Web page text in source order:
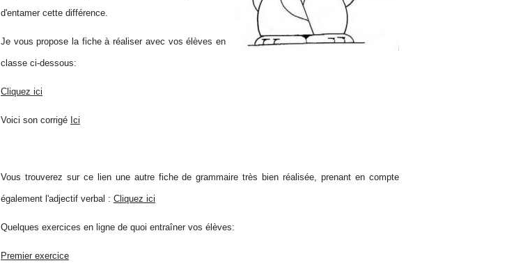
d'entamer cette différence.
Je vous propose la fiche à réaliser avec vos élèves en
classe ci-dessous:
Cliquez ici
Voici son corrigé Ici
Vous trouverez sur ce lien une autre fiche de grammaire très bien réalisée, prenant en compte
également l'adjectif verbal : Cliquez ici
Quelques exercices en ligne de quoi entraîner vos élèves:
Premier exercice